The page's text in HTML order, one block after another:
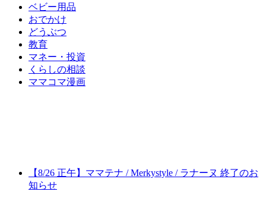
ベビー用品
おでかけ
どうぶつ
教育
マネー・投資
くらしの相談
ママコマ漫画
【8/26 正午】ママテナ / Merkystyle / ラナーヌ 終了のお
知らせ